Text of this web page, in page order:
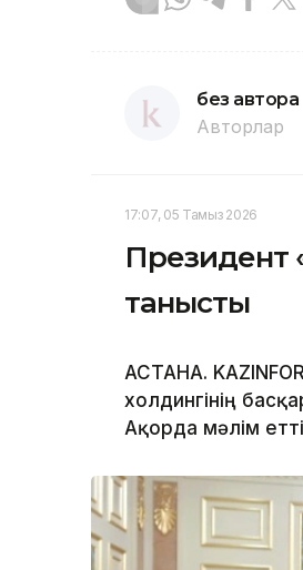
без автора
Авторлар
17:07, 05 Тамыз 2026
Президент
танысты
АСТАНА.
холдингінің
Ақорда мәлім